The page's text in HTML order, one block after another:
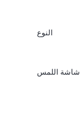
النوع
شاشة اللمس